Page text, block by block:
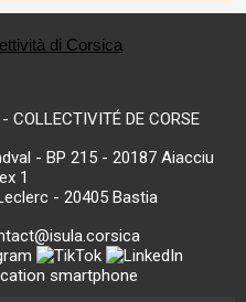
COLLECTIVITÉ DE CORSE
- BP 215 - 20187 Aiacciu
1
- 20405 Bastia